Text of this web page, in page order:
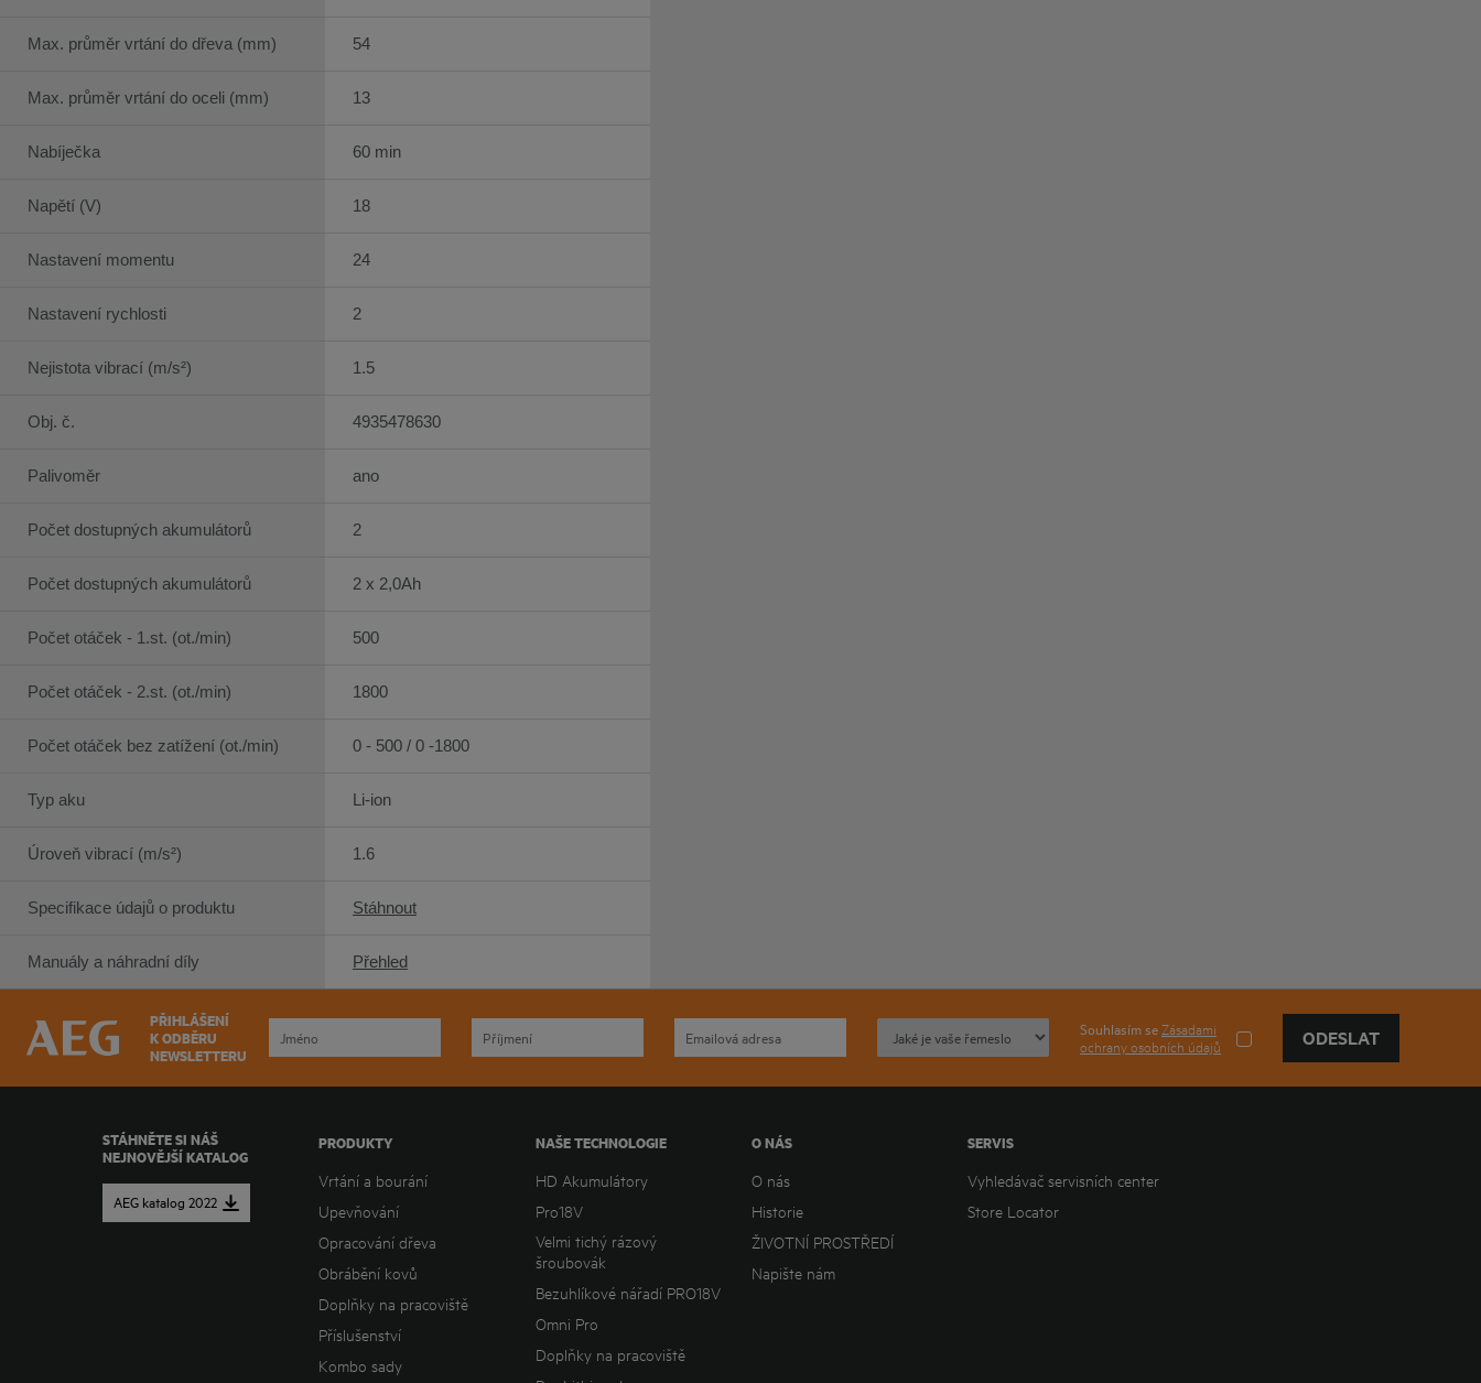
Max. průměr vrtání do dřeva (mm)
Max. průměr vrtání do oceli (mm)
Nabíječka
Napětí (V)
Nastavení momentu
Nastavení rychlosti
Nejistota vibrací (m/s²)
Obj. č.
Palivoměr
Počet dostupných akumulátorů
Počet dostupných akumulátorů
Počet otáček - 1.st. (ot./min)
Počet otáček - 2.st. (ot./min)
Počet otáček bez zatížení (ot./min)
Typ aku
Úroveň vibrací (m/s²)
Specifikace údajů o produktu
Manuály a náhradní díly
54
13
60 min
18
24
2
1.5
4935478630
ano
2
2 x 2,0Ah
500
1800
0 - 500 / 0 -1800
Li-ion
1.6
Stáhnout
Přehled
PŘIHLÁŠENÍ
K ODBĚRU
NEWSLETTERU
Souhlasím seZásadami
ochrany osobních údajů
ODESLAT
STÁHNĚTE SI NÁŠ
NEJNOVĚJŠÍ KATALOG
AEG katalog 2022
PRODUKTY
Vrtání a bourání
Upevňování
Opracování dřeva
Obrábění kovů
Doplňky na pracoviště
Příslušenství
Kombo sady
NAŠE TECHNOLOGIE
HD Akumulátory
Pro18V
Velmi tichý rázový
šroubovák
Bezuhlíkové nářadí PRO18V
Omni Pro
Doplňky na pracoviště
O NÁS
O nás
Historie
ŽIVOTNÍ PROSTŘEDÍ
Napište nám
SERVIS
Vyhledávač servisních center
Store Locator